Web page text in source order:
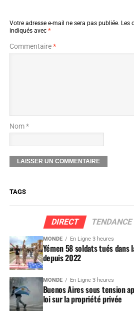
Votre adresse e-mail ne sera pas publiée. Les
indiqués avec *
Commentaire*
Nom *
TAGS
DIRECT TENDANCE
MONDE En Ligne 3 heures
Yémen 58 soldats tués
depuis 2022
MONDE En Ligne 3 heures
Buenos Aires sous tension
loi sur la propriété privée